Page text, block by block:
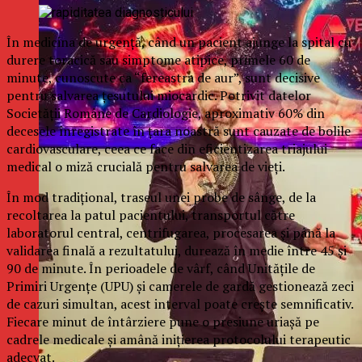
În medicina de urgență, când un pacient ajunge la spital cu
durere toracică sau simptome atipice, primele 60 de
minute, cunoscute ca “fereastra de aur”, sunt decisive
pentru salvarea țesutului miocardic. Potrivit datelor
Societății Române de Cardiologie, aproximativ 60% din
decesele înregistrate în țara noastră sunt cauzate de bolile
cardiovasculare, ceea ce face din eficientizarea triajului
medical o miză crucială pentru salvarea de vieți.
În mod tradițional, traseul unei probe de sânge, de la
recoltarea la patul pacientului, transportul către
laboratorul central, centrifugarea, procesarea și până la
validarea finală a rezultatului, durează în medie între 45 și
90 de minute. În perioadele de vârf, când Unitățile de
Primiri Urgențe (UPU) și camerele de gardă gestionează zeci
de cazuri simultan, acest interval poate crește semnificativ.
Fiecare minut de întârziere pune o presiune uriașă pe
cadrele medicale și amână inițierea protocolului terapeutic
adecvat.